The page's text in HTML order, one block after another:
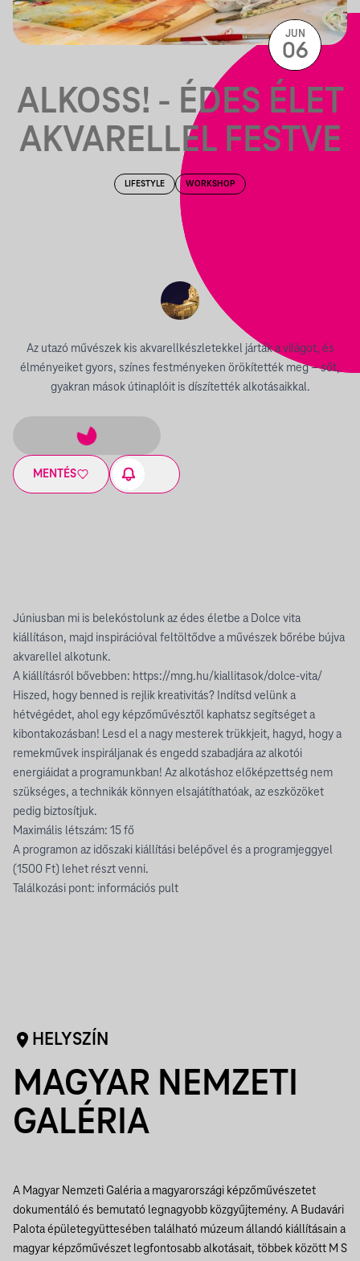
ALKOSS! - ÉDES ÉLET
AKVARELLEL FESTVE
LIFESTYLE WORKSHOP
Az utazó művészek kis akvarellkészletekkel járták a világot, és
élményeiket gyors, színes festményeken örökítették meg – sőt,
gyakran mások útinaplóit is díszítették alkotásaikkal.
MENTÉS
JUN
06
Júniusban mi is belekóstolunk az édes életbe a Dolce vita
kiállításon, majd inspirációval feltöltődve a művészek bőrébe bújva
akvarellel alkotunk.
A kiállításról bővebben: https://mng.hu/kiallitasok/dolce-vita/
Hiszed, hogy benned is rejlik kreativitás? Indítsd velünk a
hétvégédet, ahol egy képzőművésztől kaphatsz segítséget a
kibontakozásban! Lesd el a nagy mesterek trükkjeit, hagyd, hogy a
remekművek inspiráljanak és engedd szabadjára az alkotói
energiáidat a programunkban! Az alkotáshoz előképzettség nem
szükséges, a technikák könnyen elsajátíthatóak, az eszközöket
pedig biztosítjuk.
Maximális létszám: 15 fő
A programon az időszaki kiállítási belépővel és a programjeggyel
(1500 Ft) lehet részt venni.
Találkozási pont: információs pult
HELYSZÍN
MAGYAR NEMZETI
GALÉRIA
A Magyar Nemzeti Galéria a magyarországi képzőművészetet
dokumentáló és bemutató legnagyobb közgyűjtemény. A Budavári
Palota épületegyüttesében található múzeum állandó kiállításain a
magyar képzőművészet legfontosabb alkotásait, többek között M S